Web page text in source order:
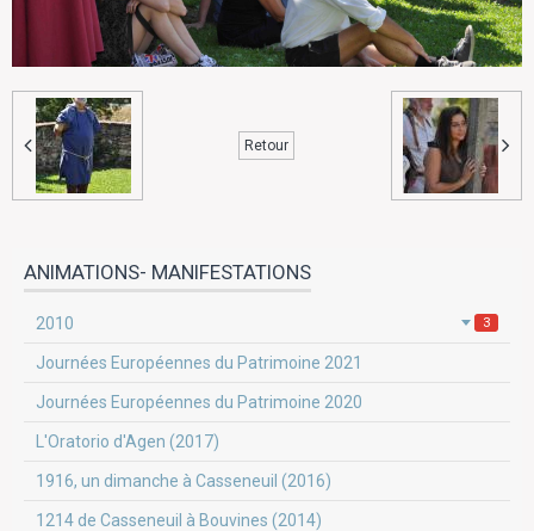
Retour
ANIMATIONS- MANIFESTATIONS
2010 3
Journées Européennes du Patrimoine 2021
Journées Européennes du Patrimoine 2020
L'Oratorio d'Agen (2017)
1916, un dimanche à Casseneuil (2016)
1214 de Casseneuil à Bouvines (2014)